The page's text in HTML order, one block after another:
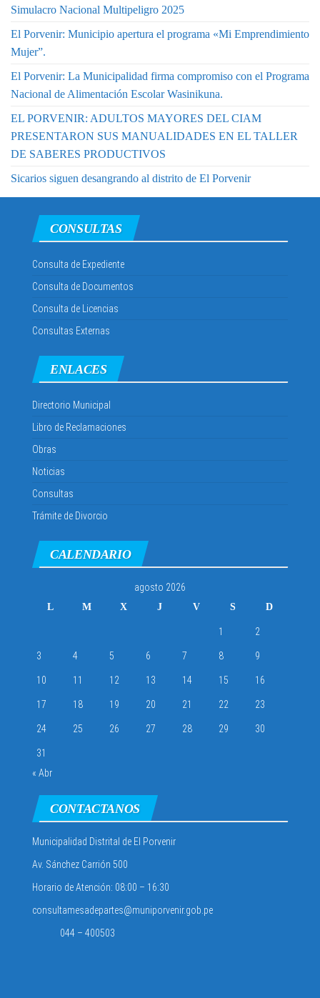
Simulacro Nacional Multipeligro 2025
El Porvenir: Municipio apertura el programa «Mi Emprendimiento
Mujer”.
El Porvenir: La Municipalidad firma compromiso con el Programa
Nacional de Alimentación Escolar Wasinikuna.
EL PORVENIR: ADULTOS MAYORES DEL CIAM
PRESENTARON SUS MANUALIDADES EN EL TALLER
DE SABERES PRODUCTIVOS
Sicarios siguen desangrando al distrito de El Porvenir
CONSULTAS
Consulta de Expediente
Consulta de Documentos
Consulta de Licencias
Consultas Externas
ENLACES
Directorio Municipal
Libro de Reclamaciones
Obras
Noticias
Consultas
Trámite de Divorcio
CALENDARIO
agosto 2026
L M X J V S D
1 2
3 4 5 6 7 8 9
10 11 12 13 14 15 16
17 18 19 20 21 22 23
24 25 26 27 28 29 30
31
« Abr
CONTACTANOS
Municipalidad Distrital de El Porvenir
Av. Sánchez Carrión 500
Horario de Atención: 08:00 – 16:30
consultamesadepartes@muniporvenir.gob.pe
044 – 400503